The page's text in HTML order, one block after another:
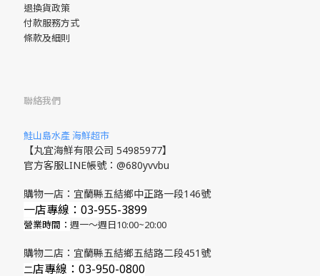
退換貨政策
付款服務方式
條款及細則
聯絡我們
鮭山島水產 海鮮超市
【丸宜海鮮有限公司 54985977】
官方客服LINE帳號：@680yvvbu
購物一店：宜蘭縣五結鄉中正路一段146號
一店專線：03-955-3899
營業時間： 週一～週日10:00~20:00
購物二店：宜蘭縣五結鄉五結路二段451號
​二店專線 ：03-950-0800